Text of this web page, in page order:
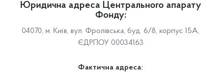
Юридична адреса Центрального апарату
Фонду:
04070, м. Київ, вул. Фролівська, буд. 6/8, корпус 15А,
ЄДРПОУ 00034163
Фактична адреса: